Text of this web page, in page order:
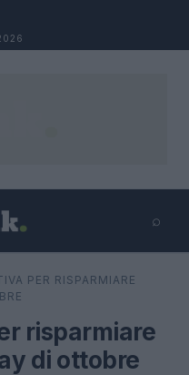
⌕
⌕
PER RISPARMIARE
risparmiare
di ottobre